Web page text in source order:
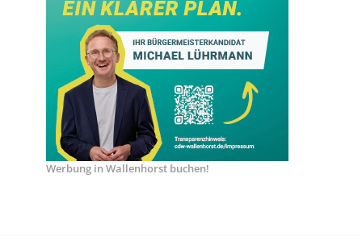
Werbung in Wallenhorst buchen!